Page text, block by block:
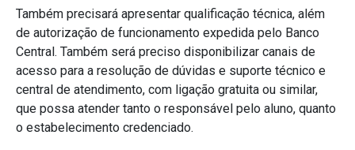
Também precisará apresentar qualificação técnica, além
de autorização de funcionamento expedida pelo Banco
Central. Também será preciso disponibilizar canais de
acesso para a resolução de dúvidas e suporte técnico e
central de atendimento, com ligação gratuita ou similar,
que possa atender tanto o responsável pelo aluno, quanto
o estabelecimento credenciado.